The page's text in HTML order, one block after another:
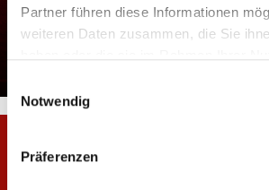
Partner führen diese Informationen
weiteren Daten zusammen, die Sie
Notwendig
Präferenzen
E-MAIL-ADRESSE*
genommen und die
gelesen